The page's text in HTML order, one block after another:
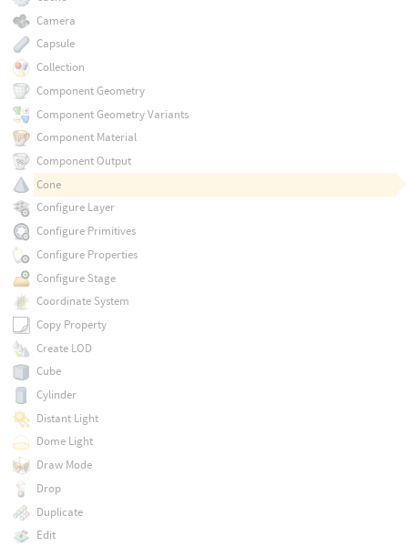
Camera
Capsule
Collection
Component Geometry
Component Geometry Variants
Component Material
Component Output
Cone
Configure Layer
Configure Primitives
Configure Properties
Configure Stage
Coordinate System
Copy Property
Create LOD
Cube
Cylinder
Distant Light
Dome Light
Draw Mode
Drop
Duplicate
Edit